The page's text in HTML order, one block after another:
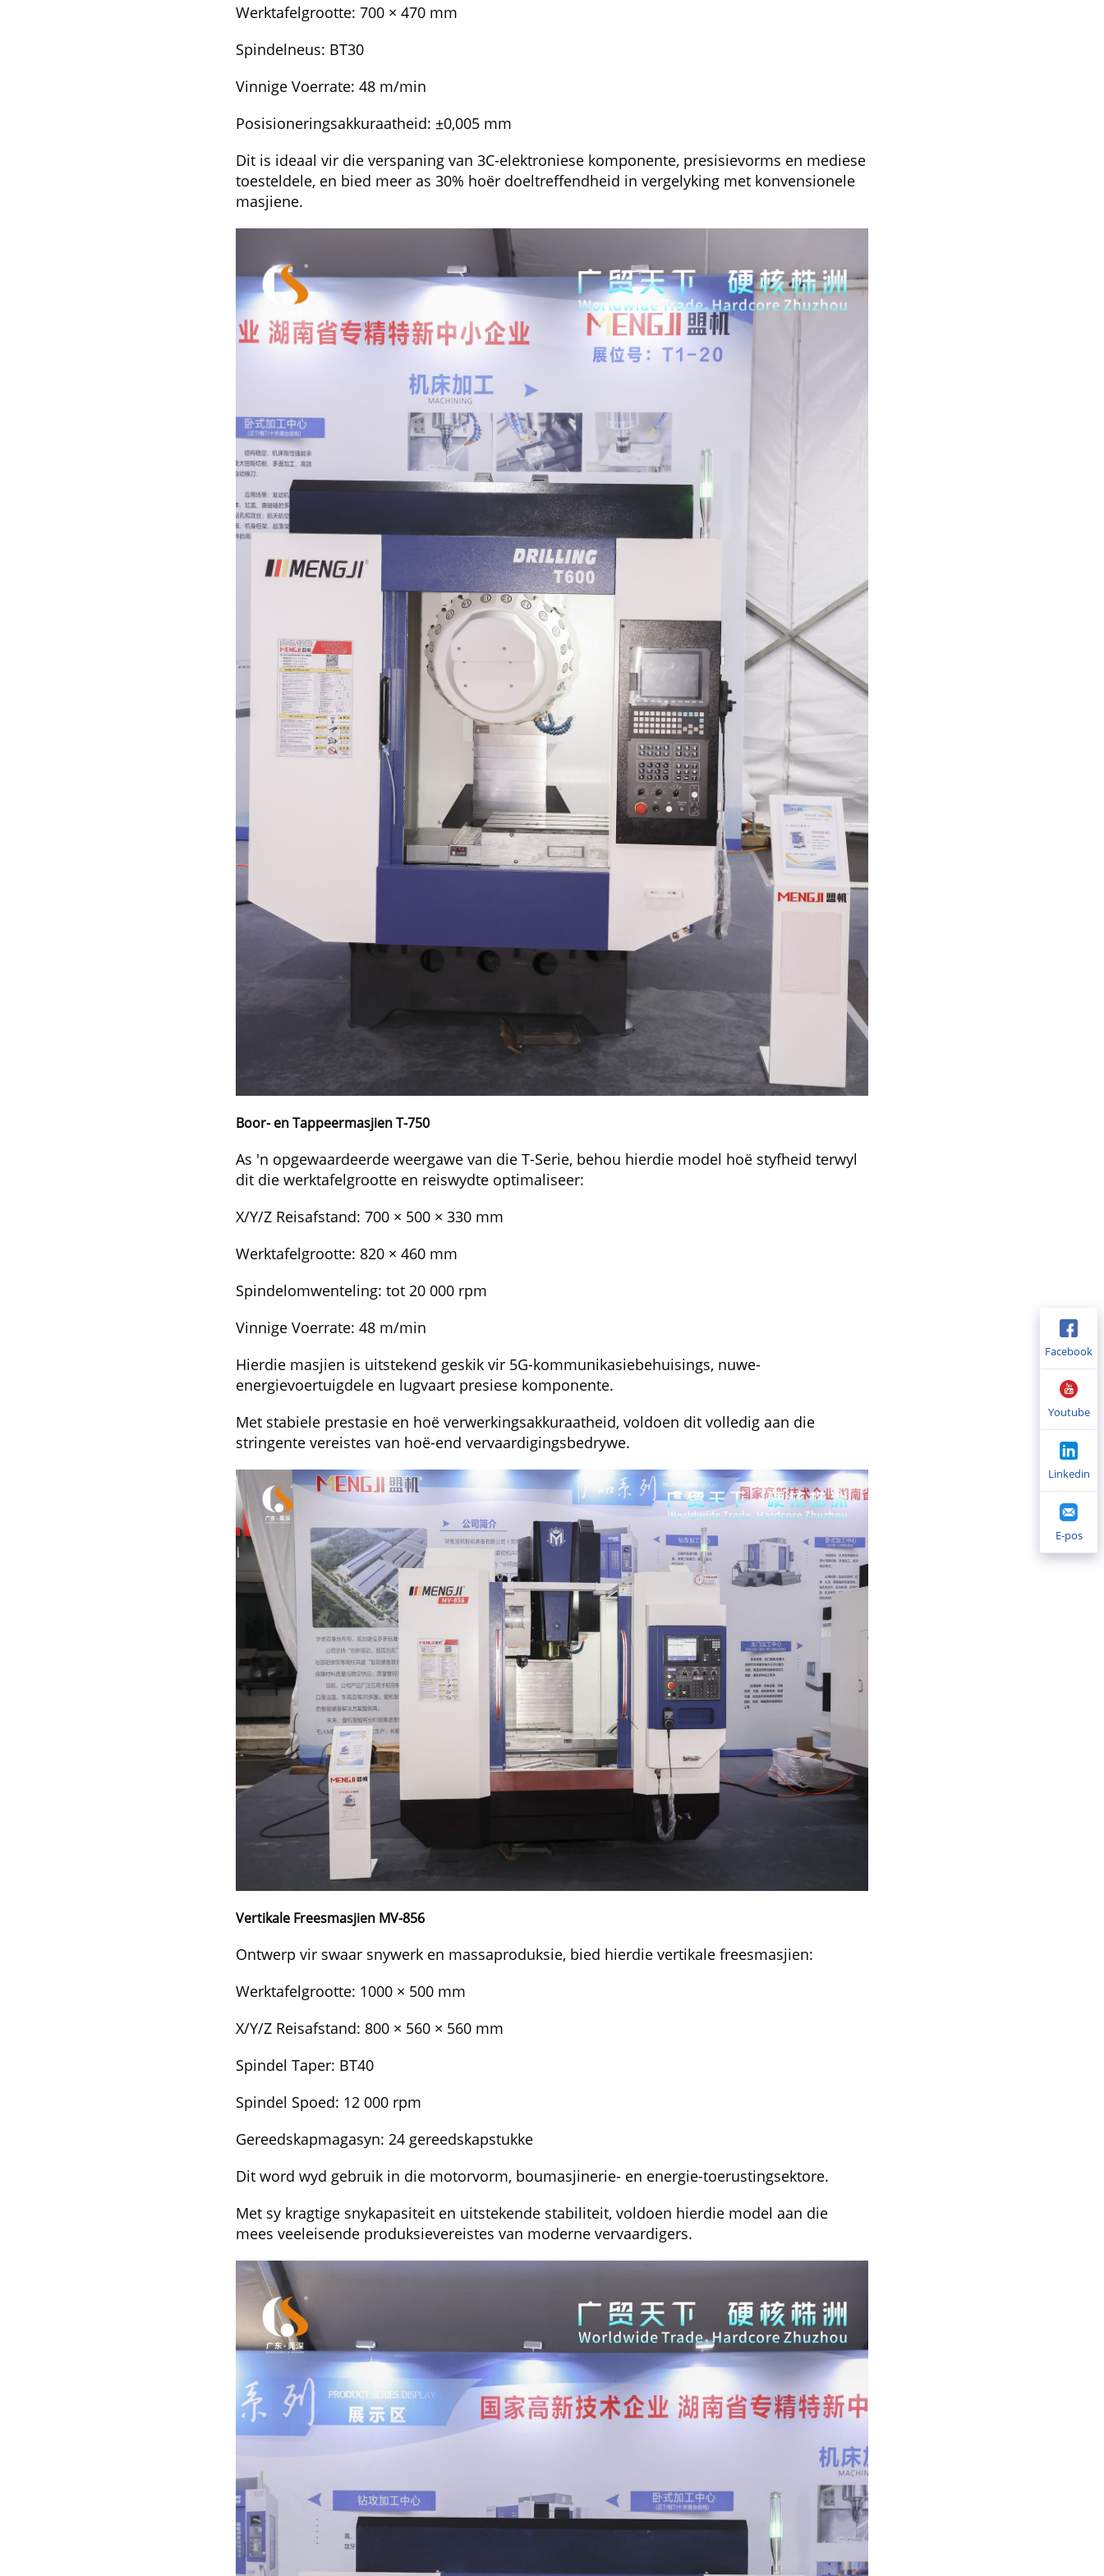
Mediese Toerusting Industrie Windharing
Werktafelgrootte: 700 × 470 mm
Spindelneus: BT30
Vinnige Voerrate: 48 m/min
Posisioneringsakkuraatheid: ±0,005 mm
Dit is ideaal vir die verspaning van 3C-elektroniese komponente, presisievorms en mediese
toesteldele, en bied meer as 30% hoër doeltreffendheid in vergelyking met konvensionele
masjiene.
Boor- en Tappeermasjien T-750
As 'n opgewaardeerde weergawe van die T-Serie, behou hierdie model hoë styfheid terwyl
dit die werktafelgrootte en reiswydte optimaliseer:
X/Y/Z Reisafstand: 700 × 500 × 330 mm
Werktafelgrootte: 820 × 460 mm
Spindelomwenteling: tot 20 000 rpm
Vinnige Voerrate: 48 m/min
Hierdie masjien is uitstekend geskik vir 5G-kommunikasiebehuisings, nuwe-
energievoertuigdele en lugvaart presiese komponente.
Met stabiele prestasie en hoë verwerkingsakkuraatheid, voldoen dit volledig aan die
stringente vereistes van hoë-end vervaardigingsbedrywe.
Vertikale Freesmasjien MV-856
Ontwerp vir swaar snywerk en massaproduksie, bied hierdie vertikale freesmasjien:
Werktafelgrootte: 1000 × 500 mm
X/Y/Z Reisafstand: 800 × 560 × 560 mm
Spindel Taper: BT40
Spindel Spoed: 12 000 rpm
Gereedskapmagasyn: 24 gereedskapstukke
Dit word wyd gebruik in die motorvorm, boumasjinerie- en energie-toerustingsektore.
Met sy kragtige snykapasiteit en uitstekende stabiliteit, voldoen hierdie model aan die
mees veeleisende produksievereistes van moderne vervaardigers.
Facebook
Youtube
Linkedin
E-pos